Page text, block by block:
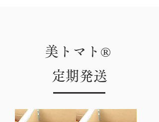
美トマト®️
定期発送